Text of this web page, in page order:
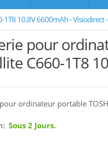
1T8 10.8V 6600mAh - Visiodirect -
pour
C660-1T8
ordinateur portable
Sous 2 Jours.